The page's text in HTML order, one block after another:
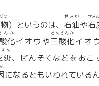
つ
）というのは、 石油
せきゆ
や石
せき
化
んか
イオウや三酸化
さんさんか
イオ
炎
ん
、ぜんそくなどをおこ
ん
になるともいわれているん